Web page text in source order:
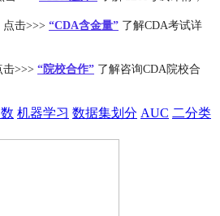
点击>>> “CDA含金量” 了解CDA考试详
击>>> “院校合作” 了解咨询CDA院校合
机器学习 数据集划分 AUC 二分类